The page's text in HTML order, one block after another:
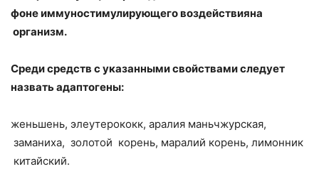
фоне иммуностимулирующего воздействияна
организм.
Среди средств с указанными свойствами следует
назвать адаптогены:
женьшень, элеутерококк, аралия маньчжурская,
заманиха, золотой корень, маралий корень, лимонник
китайский.